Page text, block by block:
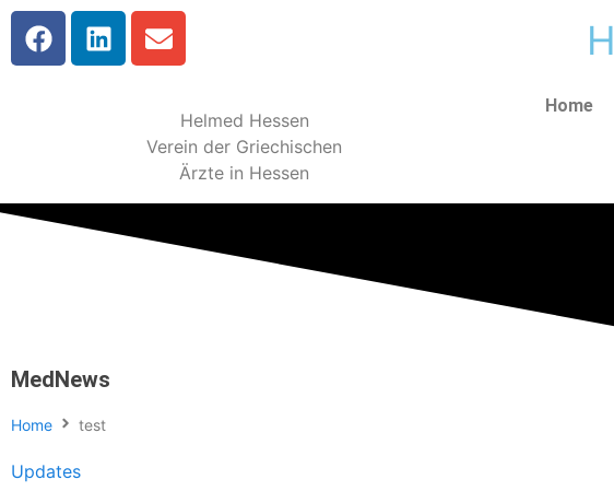
H
Helmed Hessen
Verein der Griechischen
Ärzte in Hessen
Home
MedNews
Home test
Updates